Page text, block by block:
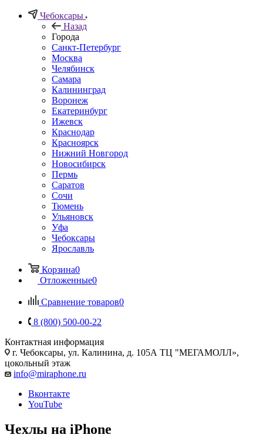
Чебоксары
Назад
Города
Санкт-Петербург
Москва
Челябинск
Самара
Калининград
Воронеж
Екатеринбург
Ижевск
Краснодар
Красноярск
Нижний Новгород
Новосибирск
Пермь
Саратов
Сочи
Тюмень
Ульяновск
Уфа
Чебоксары
Ярославль
Корзина0
Отложенные0
Сравнение товаров0
8 (800) 500-00-22
Контактная информация
г. Чебоксары, ул. Калинина, д. 105А ТЦ "МЕГАМОЛЛ»,
цокольный этаж
info@miraphone.ru
Вконтакте
YouTube
Чехлы на iPhone